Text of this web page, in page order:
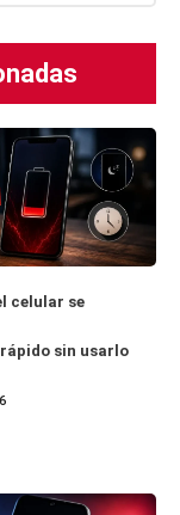
celular se
sin usarlo